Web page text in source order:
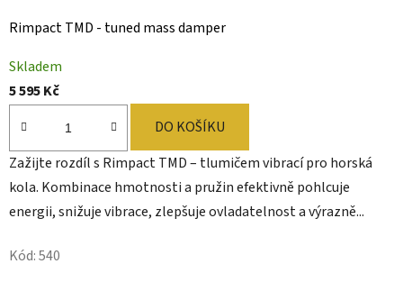
Rimpact TMD - tuned mass damper
Skladem
5 595 Kč
DO KOŠÍKU
Zažijte rozdíl s Rimpact TMD – tlumičem vibrací pro horská
kola. Kombinace hmotnosti a pružin efektivně pohlcuje
energii, snižuje vibrace, zlepšuje ovladatelnost a výrazně...
Kód:540